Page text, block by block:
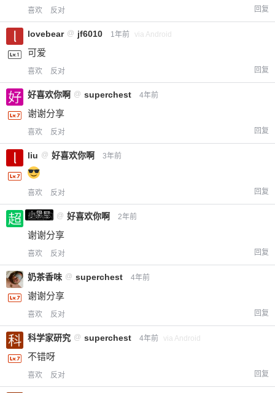
喜欢 反对 回复
lovebear @ jf6010 1年前 via Android
可爱
喜欢 反对 回复
好喜欢你啊 @ superchest 4年前
谢谢分享
喜欢 反对 回复
liu @ 好喜欢你啊 3年前
喜欢 反对 回复
小黑屋
超凶的 @ 好喜欢你啊 2年前
谢谢分享
喜欢 反对 回复
奶茶香味 @ superchest 4年前
谢谢分享
喜欢 反对 回复
科学家研究 @ superchest 4年前 via Android
不错呀
喜欢 反对 回复